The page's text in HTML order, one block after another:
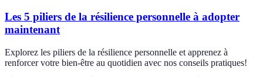
Les 5 piliers de la résilience personnelle à adopter
maintenant
Explorez les piliers de la résilience personnelle et apprenez à
renforcer votre bien-être au quotidien avec nos conseils pratiques!